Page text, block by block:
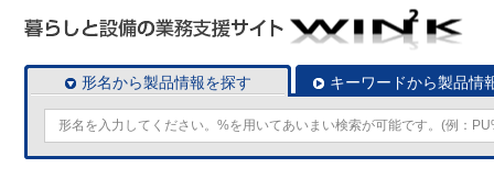
形名から製品情報を探す キーワードから製品情